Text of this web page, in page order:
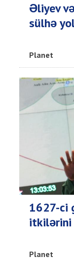
Əliyev
sülhə
Planet
1627-ci
itkilərini
Planet